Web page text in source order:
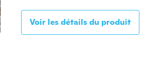
Voir les détails du produit